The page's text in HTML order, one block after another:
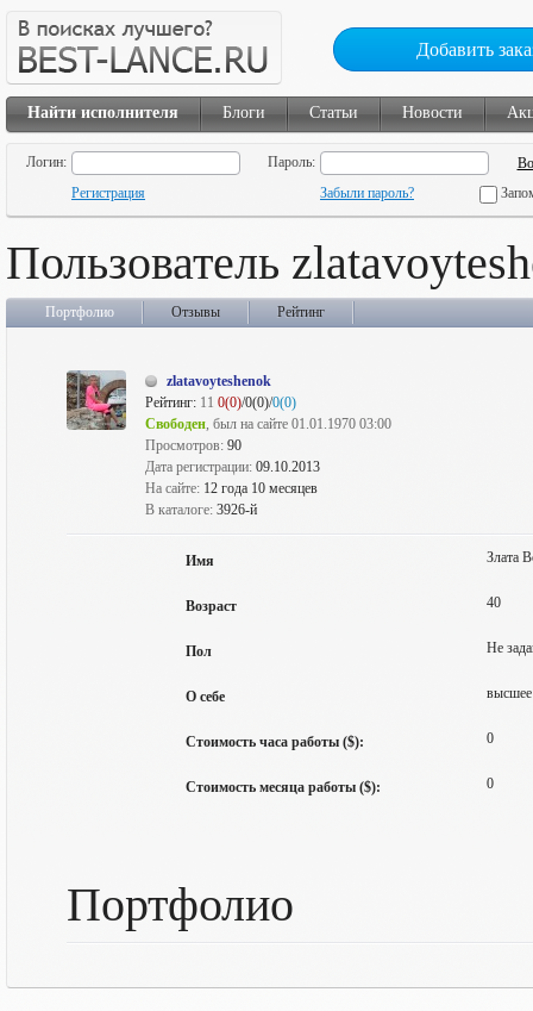
Добавить
Найти исполнителя Блоги Статьи Новости
Логин:
Пароль:
Регистрация
Забыли пароль?
Пользователь
Портфолио Отзывы Рейтинг
zlatavoyteshenok
Рейтинг: 11 0(0)/0(0)/0(0)
Свободен, был на сайте 01.01.1970 03:00
Просмотров: 90
Дата регистрации: 09.10.2013
На сайте: 12 года 10 месяцев
В каталоге: 3926-й
Имя Злата
Возраст 40
Пол Не
О себе высшее
Стоимость часа работы ($): 0
Стоимость месяца работы ($): 0
Портфолио